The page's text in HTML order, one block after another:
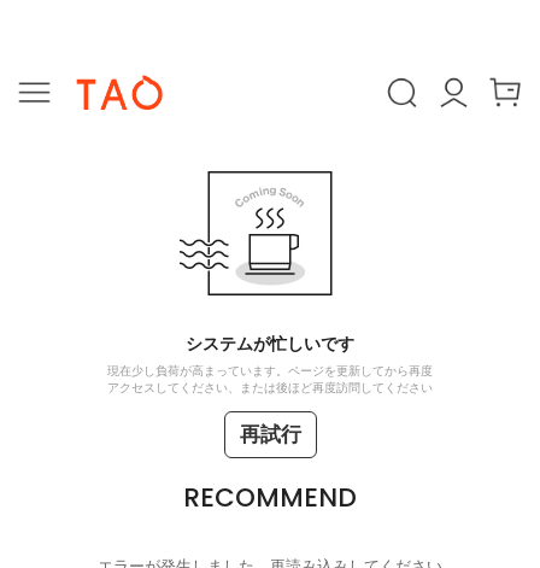
システムが忙しいです
現在少し負荷が高まっています。ページを更新してから再度
アクセスしてください、または後ほど再度訪問してください
再試行
RECOMMEND